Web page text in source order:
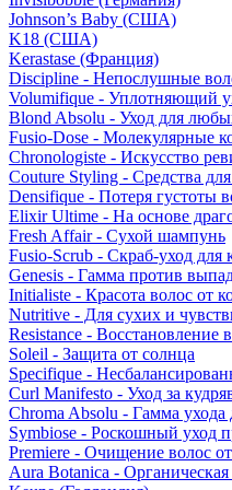
Johnson’s Baby (США)
K18 (США)
Kerastase (Франция)
Discipline - Непослушные
Volumifique - Уплотняющий
Blond Absolu - Уход для
Fusio-Dose - Молекулярные
Chronologiste - Искусство
Couture Styling - Средства
Densifique - Потеря густоты
Elixir Ultime - На основе
Fresh Affair - Сухой шампунь
Fusio-Scrub - Скраб-уход для
Genesis - Гамма против
Initialiste - Красота волос от
Nutritive - Для сухих и
Resistance - Восстановление
Soleil - Защита от солнца
Specifique -
Curl Manifesto - Уход за
Chroma Absolu - Гамма
Symbiose - Роскошный уход
Premiere - Очищение волос
Aura Botanica -